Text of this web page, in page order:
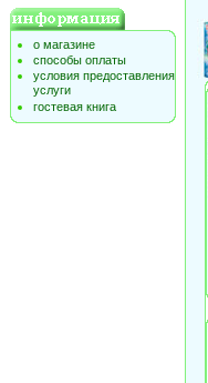
о магазине
способы оплаты
условия предоставления
услуги
гостевая книга